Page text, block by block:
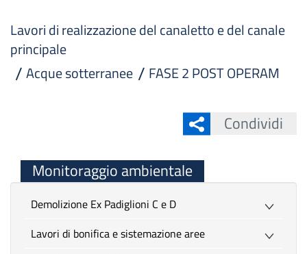
Lavori di realizzazione del canaletto e del canale
principale
Acque sotterranee
FASE 2 POST OPERAM
Condividi
Monitoraggio ambientale
Demolizione Ex Padiglioni C e D
Lavori di bonifica e sistemazione aree